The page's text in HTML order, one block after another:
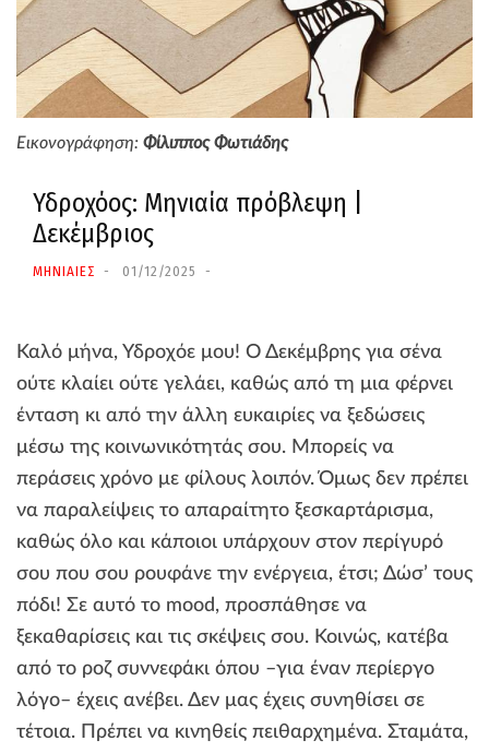
Εικονογράφηση: Φίλιππος Φωτιάδης
Υδροχόος: Μηνιαία πρόβλεψη |
Δεκέμβριος
ΜΗΝΙΑΙΕΣ 01/12/2025
Καλό μήνα, Υδροχόε μου! Ο Δεκέμβρης για σένα
ούτε κλαίει ούτε γελάει, καθώς από τη μια φέρνει
ένταση κι από την άλλη ευκαιρίες να ξεδώσεις
μέσω της κοινωνικότητάς σου. Μπορείς να
περάσεις χρόνο με φίλους λοιπόν. Όμως δεν πρέπει
να παραλείψεις το απαραίτητο ξεσκαρτάρισμα,
καθώς όλο και κάποιοι υπάρχουν στον περίγυρό
σου που σου ρουφάνε την ενέργεια, έτσι; Δώσ’ τους
πόδι! Σε αυτό το mood, προσπάθησε να
ξεκαθαρίσεις και τις σκέψεις σου. Κοινώς, κατέβα
από το ροζ συννεφάκι όπου –για έναν περίεργο
λόγο– έχεις ανέβει. Δεν μας έχεις συνηθίσει σε
τέτοια. Πρέπει να κινηθείς πειθαρχημένα. Σταμάτα,